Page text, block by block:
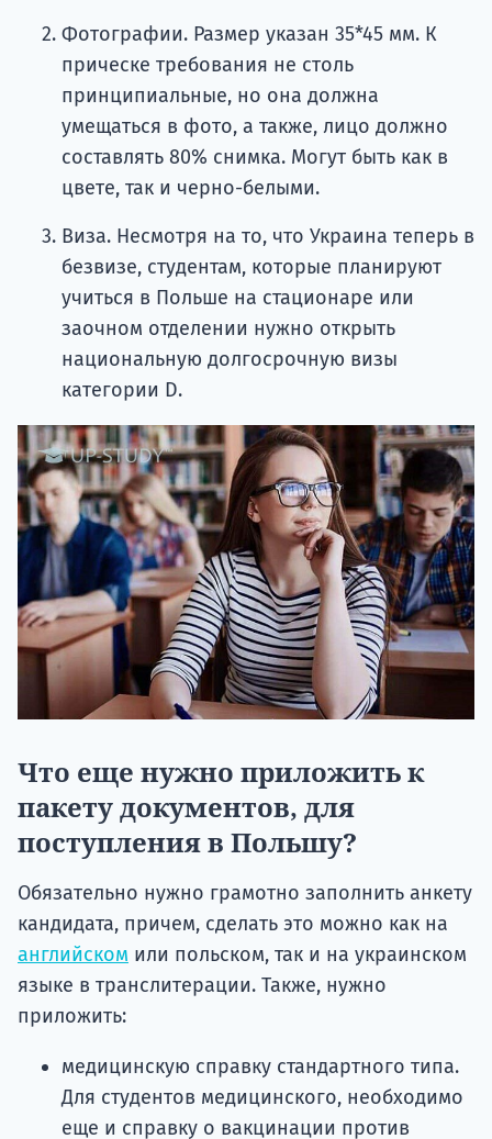
Фотографии. Размер указан 35*45 мм. К
прическе требования не столь
принципиальные, но она должна
умещаться в фото, а также, лицо должно
составлять 80% снимка. Могут быть как в
цвете, так и черно-белыми.
Виза. Несмотря на то, что Украина теперь в
безвизе, студентам, которые планируют
учиться в Польше на стационаре или
заочном отделении нужно открыть
национальную долгосрочную визы
категории D.
Что еще нужно приложить к
пакету документов, для
поступления в Польшу?
Обязательно нужно грамотно заполнить анкету
кандидата, причем, сделать это можно как на
английском или польском, так и на украинском
языке в транслитерации. Также, нужно
приложить:
медицинскую справку стандартного типа.
Для студентов медицинского, необходимо
еще и справку о вакцинации против